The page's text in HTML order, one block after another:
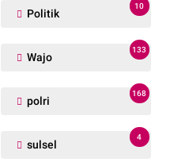
Politik
10
Wajo
133
polri
168
sulsel
4